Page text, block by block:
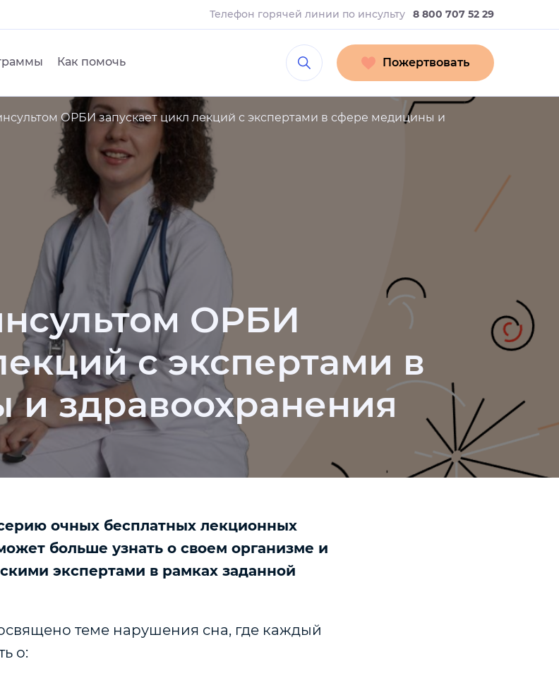
Телефон горячей линии по инсульту 8 800 707 52 29
Как помочь Пожертвовать
ОРБИ запускает цикл лекций с экспертами в сфере медицины и
ОРБИ
с экспертами в
здравоохранения
очных бесплатных лекционных
больше узнать о своем организме и
экспертами в рамках заданной
теме нарушения сна, где каждый
о: